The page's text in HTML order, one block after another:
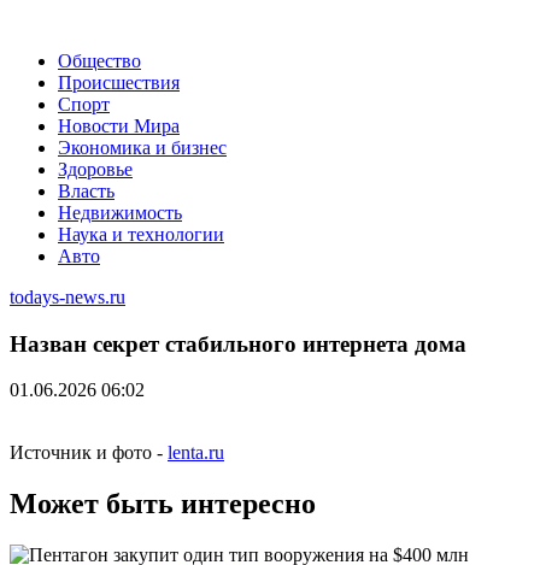
Общество
Происшествия
Спорт
Новости Мира
Экономика и бизнес
Здоровье
Власть
Недвижимость
Наука и технологии
Авто
todays-news.ru
Назван секрет стабильного интернета дома
01.06.2026 06:02
Источник и фото - lenta.ru
Может быть интересно